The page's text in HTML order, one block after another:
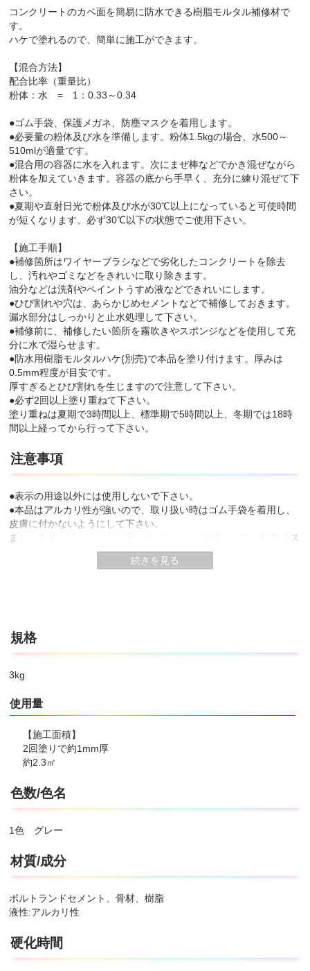
コンクリートのカベ面を簡易に防水できる樹脂モルタル補修材で
す。
ハケで塗れるので、簡単に施工ができます。
【混合方法】
配合比率（重量比）
粉体：水 = 1：0.33～0.34
●ゴム手袋、保護メガネ、防塵マスクを着用します。
●必要量の粉体及び水を準備します。粉体1.5kgの場合、水500～
510mlが適量です。
●混合用の容器に水を入れます。次にまぜ棒などでかき混ぜながら
粉体を加えていきます。容器の底から手早く、充分に練り混ぜて下
さい。
●夏期や直射日光で粉体及び水が30℃以上になっていると可使時間
が短くなります。必ず30℃以下の状態でご使用下さい。
【施工手順】
●補修箇所はワイヤーブラシなどで劣化したコンクリートを除去
し、汚れやゴミなどをきれいに取り除きます。
油分などは洗剤やペイントうすめ液などできれいにします。
●ひび割れや穴は、あらかじめセメントなどで補修しておきます。
漏水部分はしっかりと止水処理して下さい。
●補修前に、補修したい箇所を霧吹きやスポンジなどを使用して充
分に水で湿らせます。
●防水用樹脂モルタルハケ(別売)で本品を塗り付けます。厚みは
0.5mm程度が目安です。
厚すぎるとひび割れを生じますので注意して下さい。
●必ず2回以上塗り重ねて下さい。
塗り重ねは夏期で3時間以上、標準期で5時間以上、冬期では18時
間以上経ってから行って下さい。
注意事項
●表示の用途以外には使用しないで下さい。
●本品はアルカリ性が強いので、取り扱い時はゴム手袋を着用し、
皮膚に付かないようにして下さい。
また、粉体が目に入ったり吸い込まないよう保護メガネ、防塵マス
クを着用して下さい。
●汚れても支障のない服装で作業をして下さい。
●補修後、夏期・標準期で5時間以内、冬期で18時間以内に降雨が
●塗装面や石膏面には使えません。
●作業後は手洗い、洗顔及びうがいを行って下さい。
●使い残した製品を処分する時は、各自治体の指示に従って下さ
い。
●硬化時間、可使時間、施工面積は施工条件・素材・気象条件など
により多少異なります。
す。
●補修後、塗装する場合は、1ヶ月以上経ってから塗装して下さ
●池などを補修した場合は、生き物を入れる前にリトマス試験紙な
アクが出ている場合はアク抜きを行って下さい。
続きを見る
規格
3kg
使用量
【施工面積】
2回塗りで約1mm厚
約2.3㎡
色数/色名
1色 グレー
材質/成分
ポルトランドセメント、骨材、樹脂
液性:アルカリ性
硬化時間